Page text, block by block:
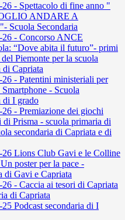
- Spettacolo di fine anno "
ANDARE A
Scuola Secondaria
26 - Concorso ANCE
“Dove abita il futuro”- primi
Piemonte per la scuola
di Capriata
- Patentini ministeriali per
Smartphone - Scuola
di I grado
- Premiazione dei giochi
di Prisma - scuola primaria di
secondaria di Capriata e di
26 Lions Club Gavi e le Colline
poster per la pace -
di Gavi e Capriata
- Caccia ai tesori di Capriata
di Capriata
Podcast secondaria di I